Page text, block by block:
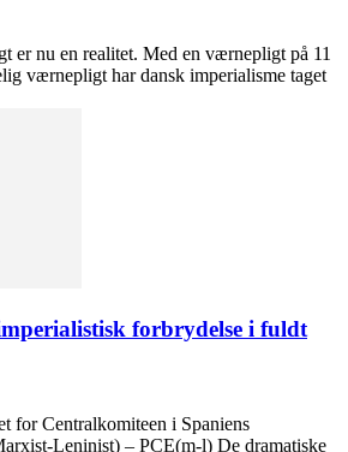
er nu en realitet. Med en værnepligt på 11
værnepligt har dansk imperialisme taget
forbrydelse i fuldt
for Centralkomiteen i Spaniens
Leninist) – PCE(m-l) De dramatiske